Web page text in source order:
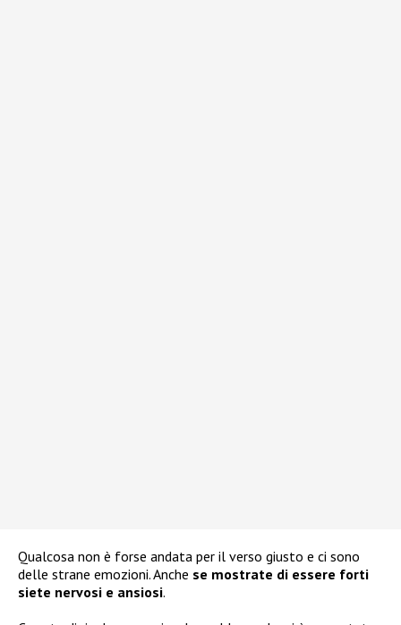
Qualcosa non è forse andata per il verso giusto e ci sono
delle strane emozioni. Anche se mostrate di essere forti
siete nervosi e ansiosi.